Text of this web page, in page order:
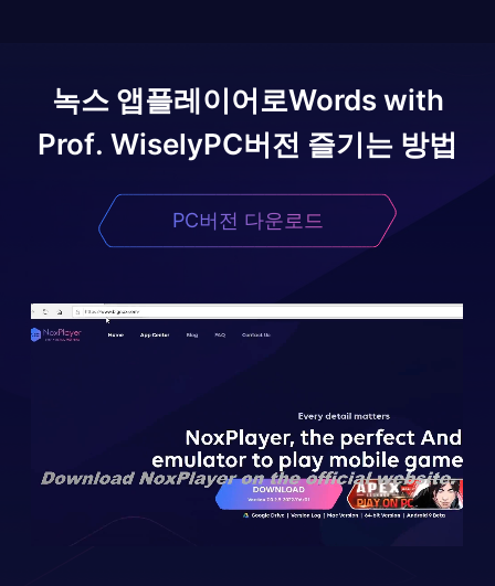
녹스 앱플레이어로Words with
Prof. WiselyPC버전 즐기는 방법
PC버전 다운로드